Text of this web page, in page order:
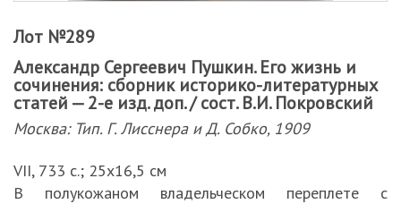
Лот №289
Александр Сергеевич Пушкин. Его жизнь и
сочинения: сборник историко-литературных
статей — 2-е изд. доп. / сост. В.И. Покровский
Москва: Тип. Г. Лисснера и Д. Собко, 1909
VII, 733 с.; 25х16,5 см
В полукожаном владельческом переплете с